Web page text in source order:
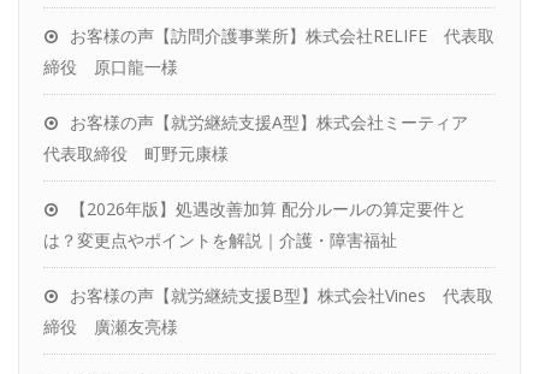
お客様の声【訪問介護事業所】株式会社RELIFE 代表取
締役 原口龍一様
お客様の声【就労継続支援A型】株式会社ミーティア
代表取締役 町野元康様
【2026年版】処遇改善加算 配分ルールの算定要件と
は？変更点やポイントを解説｜介護・障害福祉
お客様の声【就労継続支援B型】株式会社Vines 代表取
締役 廣瀬友亮様